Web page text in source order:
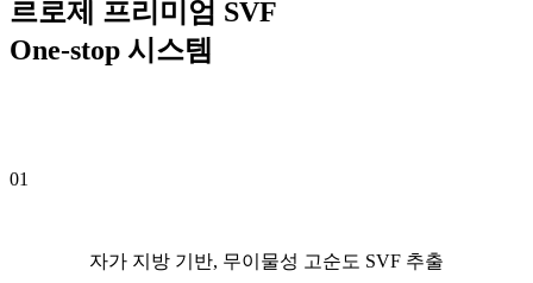
르로제 프리미엄 SVF
One-stop 시스템
01
자가 지방 기반, 무이물성 고순도 SVF 추출